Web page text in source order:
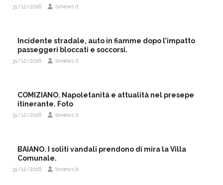
31/12/2016 binews.it
Incidente stradale, auto in fiamme dopo l’impatto
passeggeri bloccati e soccorsi.
31/12/2016 binews.it
COMIZIANO. Napoletanità e attualità nel presepe
itinerante. Foto
31/12/2016 binews.it
BAIANO. I soliti vandali prendono di mira la Villa
Comunale.
31/12/2016 binews.it